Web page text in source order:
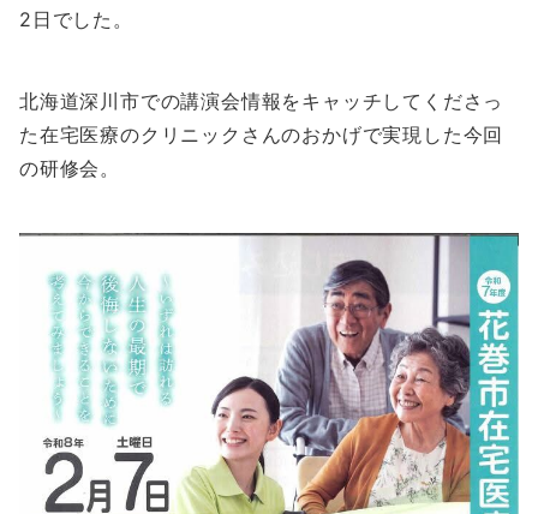
2日でした。
北海道深川市での講演会情報をキャッチしてくださっ
た在宅医療のクリニックさんのおかげで実現した今回
の研修会。